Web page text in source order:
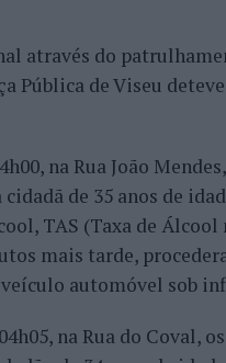
através do
Pública de Viseu
na Rua João
de 35 anos de
TAS (Taxa de Álcool
mais tarde,
automóvel sob
na Rua do Coval,